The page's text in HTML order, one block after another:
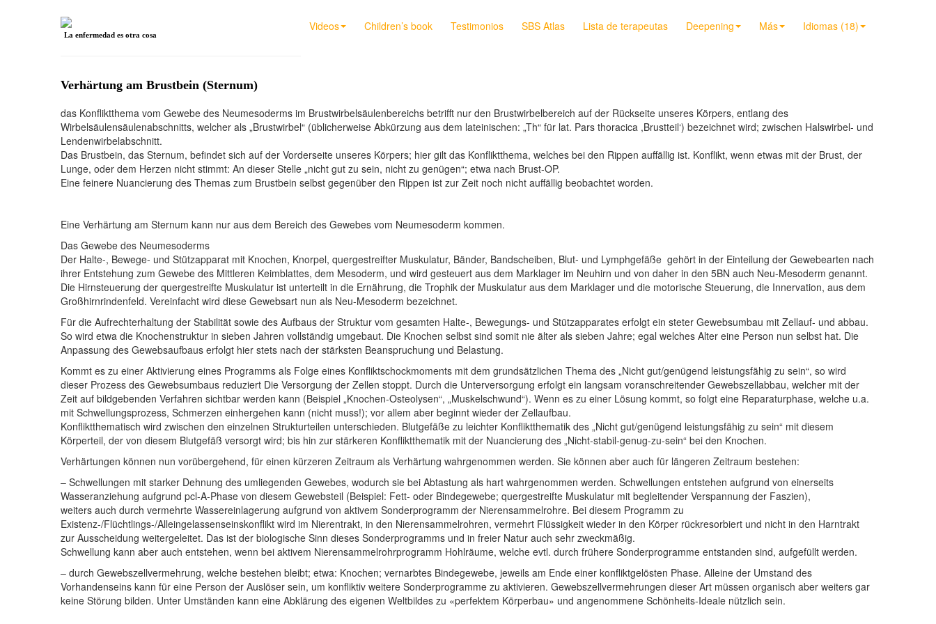
Videos Children’s book Testimonios SBS Atlas Lista de terapeutas Deepening Más Idiomas (18)
La enfermedad es otra cosa
Verhärtung am Brustbein (Sternum)
das Konfliktthema vom Gewebe des Neumesoderms im Brustwirbelsäulenbereichs betrifft nur den Brustwirbelbereich auf der Rückseite unseres Körpers, entlang des
Wirbelsäulensäulenabschnitts, welcher als „Brustwirbel“ (üblicherweise Abkürzung aus dem lateinischen: „Th“ für lat. Pars thoracica ,Brustteil‘) bezeichnet wird; zwischen Halswirbel- und
Lendenwirbelabschnitt.
Das Brustbein, das Sternum, befindet sich auf der Vorderseite unseres Körpers; hier gilt das Konfliktthema, welches bei den Rippen auffällig ist. Konflikt, wenn etwas mit der Brust, der
Lunge, oder dem Herzen nicht stimmt: An dieser Stelle „nicht gut zu sein, nicht zu genügen“; etwa nach Brust-OP.
Eine feinere Nuancierung des Themas zum Brustbein selbst gegenüber den Rippen ist zur Zeit noch nicht auffällig beobachtet worden.
Eine Verhärtung am Sternum kann nur aus dem Bereich des Gewebes vom Neumesoderm kommen.
Das Gewebe des Neumesoderms
Der Halte-, Bewege- und Stützapparat mit Knochen, Knorpel, quergestreifter Muskulatur, Bänder, Bandscheiben, Blut- und Lymphgefäße gehört in der Einteilung der Gewebearten nach
ihrer Entstehung zum Gewebe des Mittleren Keimblattes, dem Mesoderm, und wird gesteuert aus dem Marklager im Neuhirn und von daher in den 5BN auch Neu-Mesoderm genannt.
Die Hirnsteuerung der quergestreifte Muskulatur ist unterteilt in die Ernährung, die Trophik der Muskulatur aus dem Marklager und die motorische Steuerung, die Innervation, aus dem
Großhirnrindenfeld. Vereinfacht wird diese Gewebsart nun als Neu-Mesoderm bezeichnet.
Für die Aufrechterhaltung der Stabilität sowie des Aufbaus der Struktur vom gesamten Halte-, Bewegungs- und Stützapparates erfolgt ein steter Gewebsumbau mit Zellauf- und abbau.
So wird etwa die Knochenstruktur in sieben Jahren vollständig umgebaut. Die Knochen selbst sind somit nie älter als sieben Jahre; egal welches Alter eine Person nun selbst hat. Die
Anpassung des Gewebsaufbaus erfolgt hier stets nach der stärksten Beanspruchung und Belastung.
Kommt es zu einer Aktivierung eines Programms als Folge eines Konfliktschockmoments mit dem grundsätzlichen Thema des „Nicht gut/genügend leistungsfähig zu sein“, so wird
dieser Prozess des Gewebsumbaus reduziert Die Versorgung der Zellen stoppt. Durch die Unterversorgung erfolgt ein langsam voranschreitender Gewebszellabbau, welcher mit der
Zeit auf bildgebenden Verfahren sichtbar werden kann (Beispiel „Knochen-Osteolysen“, „Muskelschwund“). Wenn es zu einer Lösung kommt, so folgt eine Reparaturphase, welche u.a.
mit Schwellungsprozess, Schmerzen einhergehen kann (nicht muss!); vor allem aber beginnt wieder der Zellaufbau.
Konfliktthematisch wird zwischen den einzelnen Strukturteilen unterschieden. Blutgefäße zu leichter Konfliktthematik des „Nicht gut/genügend leistungsfähig zu sein“ mit diesem
Körperteil, der von diesem Blutgefäß versorgt wird; bis hin zur stärkeren Konfliktthematik mit der Nuancierung des „Nicht-stabil-genug-zu-sein“ bei den Knochen.
Verhärtungen können nun vorübergehend, für einen kürzeren Zeitraum als Verhärtung wahrgenommen werden. Sie können aber auch für längeren Zeitraum bestehen:
– Schwellungen mit starker Dehnung des umliegenden Gewebes, wodurch sie bei Abtastung als hart wahrgenommen werden. Schwellungen entstehen aufgrund von einerseits
Wasseranziehung aufgrund pcl-A-Phase von diesem Gewebsteil (Beispiel: Fett- oder Bindegewebe; quergestreifte Muskulatur mit begleitender Verspannung der Faszien),
weiters auch durch vermehrte Wassereinlagerung aufgrund von aktivem Sonderprogramm der Nierensammelrohre. Bei diesem Programm zu
Existenz-/Flüchtlings-/Alleingelassenseinskonflikt wird im Nierentrakt, in den Nierensammelrohren, vermehrt Flüssigkeit wieder in den Körper rückresorbiert und nicht in den Harntrakt
zur Ausscheidung weitergeleitet. Das ist der biologische Sinn dieses Sonderprogramms und in freier Natur auch sehr zweckmäßig.
Schwellung kann aber auch entstehen, wenn bei aktivem Nierensammelrohrprogramm Hohlräume, welche evtl. durch frühere Sonderprogramme entstanden sind, aufgefüllt werden.
– durch Gewebszellvermehrung, welche bestehen bleibt; etwa: Knochen; vernarbtes Bindegewebe, jeweils am Ende einer konfliktgelösten Phase. Alleine der Umstand des
Vorhandenseins kann für eine Person der Auslöser sein, um konfliktiv weitere Sonderprogramme zu aktivieren. Gewebszellvermehrungen dieser Art müssen organisch aber weiters gar
keine Störung bilden. Unter Umständen kann eine Abklärung des eigenen Weltbildes zu «perfektem Körperbau» und angenommene Schönheits-Ideale nützlich sein.